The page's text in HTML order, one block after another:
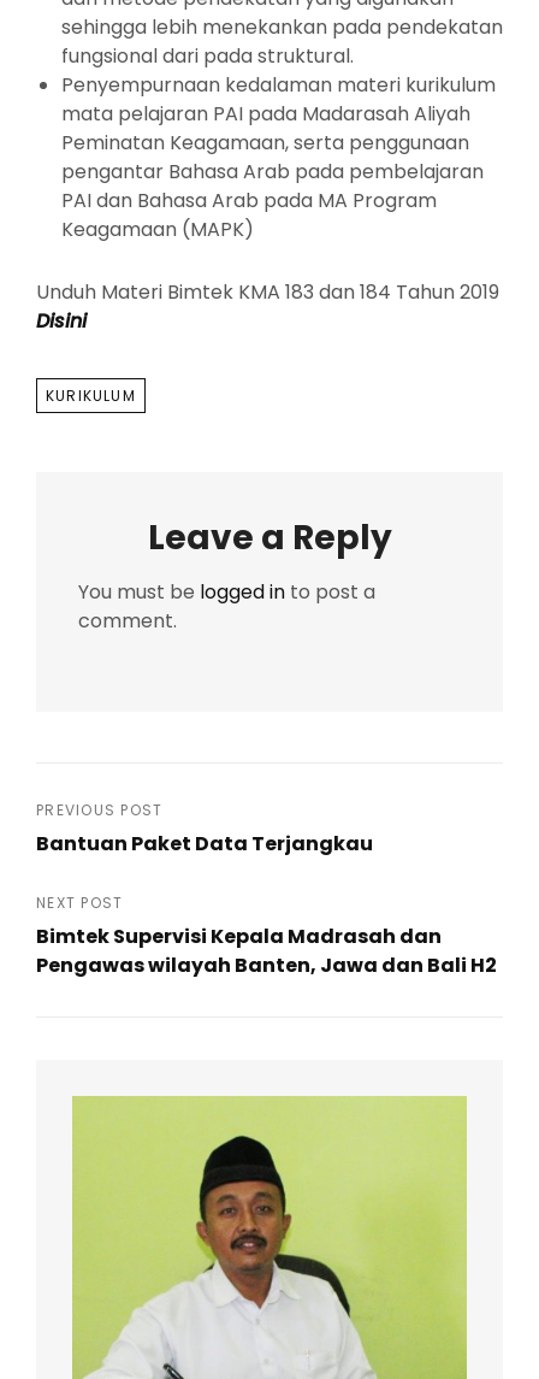
sehingga lebih menekankan pada pendekatan
fungsional dari pada struktural.
Penyempurnaan kedalaman materi kurikulum
mata pelajaran PAI pada Madarasah Aliyah
Peminatan Keagamaan, serta penggunaan
pengantar Bahasa Arab pada pembelajaran
PAI dan Bahasa Arab pada MA Program
Keagamaan (MAPK)
Unduh Materi Bimtek KMA 183 dan 184 Tahun 2019
Disini
TAGS
KURIKULUM
Leave a Reply
You must be logged in to post a
comment.
Post
PREVIOUS POST
Bantuan Paket Data Terjangkau
Post
NEXT POST
Bimtek Supervisi Kepala Madrasah dan
Pengawas wilayah Banten, Jawa dan Bali H2